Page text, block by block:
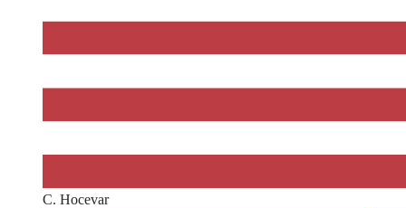
C. Hocevar